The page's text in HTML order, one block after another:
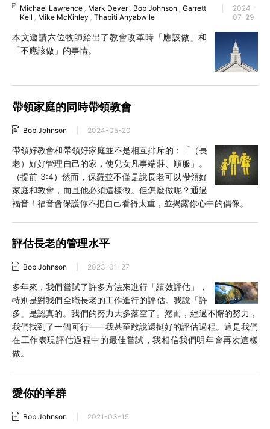
Michael Lawrence , Mark Dever , Bob Johnson ,Garrett
Kell , Mike McKinley ,Thabiti Anyabwile
2024-
07-29
本文邀請六位牧師給出了教會改革時「應該做」和
「不應該做」的事情。
帶領家庭的同時帶領教會
Bob Johnson 2024-05-20
帶領好教會和帶領好家庭並不是相互排斥的：「（長
老）好好管理自己的家，使兒女凡事端莊、順服」。
（提前 3:4）然而，保羅並不僅是說長老可以帶領好
家庭和教會，而且他必須這樣做。但怎麼做呢？通過
福音！福音會保護你不把自己看得太重，並揭露你心中的偶像。
評估長老的管理水平
Bob Johnson 2023-01-27
多年來，我們嘗試了許多方法來進行「績效評估」，
特別是對我們全職長老的工作進行的評估。我說「許
多」是認真的。我們的努力大多落空了。然而，經過不懈的努力，
我們找到了一個可行——我甚至敢說還挺好的評估過程。這是我們
在工作表現評估過程中的最佳嘗試，我相信我們明年會再次這樣
做。
愛你的羊群
Bob Johnson 2021-03-15